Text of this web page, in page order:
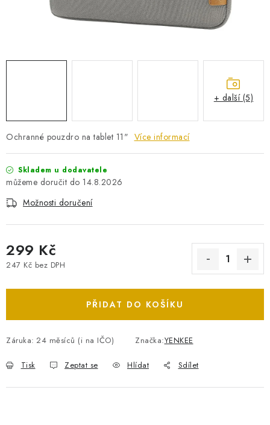
Ochranné pouzdro na tablet 11" Více informací
Skladem u dodavatele
14.8.2026
Možnosti doručení
299 Kč
247 Kč bez DPH
PŘIDAT DO KOŠÍKU
Záruka: 24 měsíců (i na IČO) Značka:YENKEE
Tisk Zeptat se Hlídat Sdílet
+ další (5)